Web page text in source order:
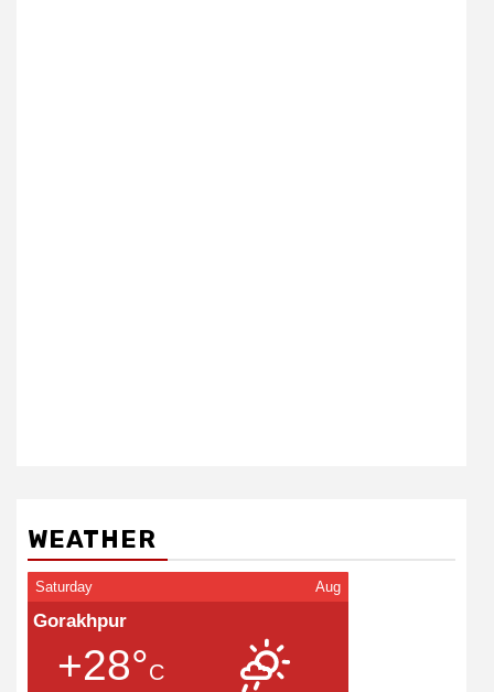
WEATHER
Saturday Aug
Gorakhpur
+28°C